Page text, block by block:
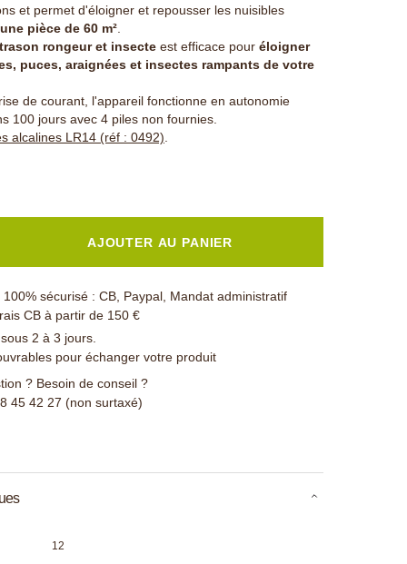
et permet d'éloigner et repousser les nuisibles
pièce de 60 m².
rongeur et insecte est efficace pour éloigner
puces, araignées et insectes rampants de votre
de courant, l'appareil fonctionne en autonomie
100 jours avec 4 piles non fournies.
alcalines LR14 (réf : 0492)
AJOUTER AU PANIER
100% sécurisé : CB, Paypal, Mandat administratif
CB à partir de 150 €
2 à 3 jours.
pour échanger votre produit
? Besoin de conseil ?
45 42 27 (non surtaxé)
12